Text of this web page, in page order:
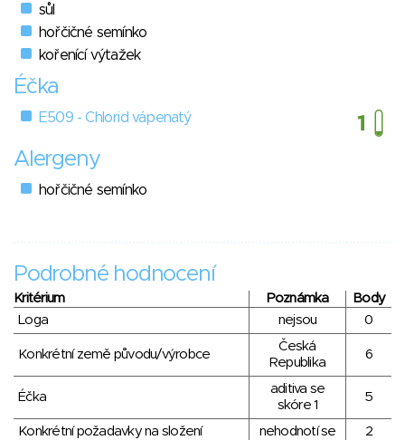
sůl
hořčičné semínko
kořenící výtažek
Éčka
E509 - Chlorid vápenatý
Alergeny
hořčičné semínko
Podrobné hodnocení
Kritérium Poznámka
Body
Loga
nejsou 0
Konkrétní země původu/výrobce
Česká
Republika
6
Éčka
aditiva se
skóre 1
5
Konkrétní požadavky na složení nehodnotí se
2